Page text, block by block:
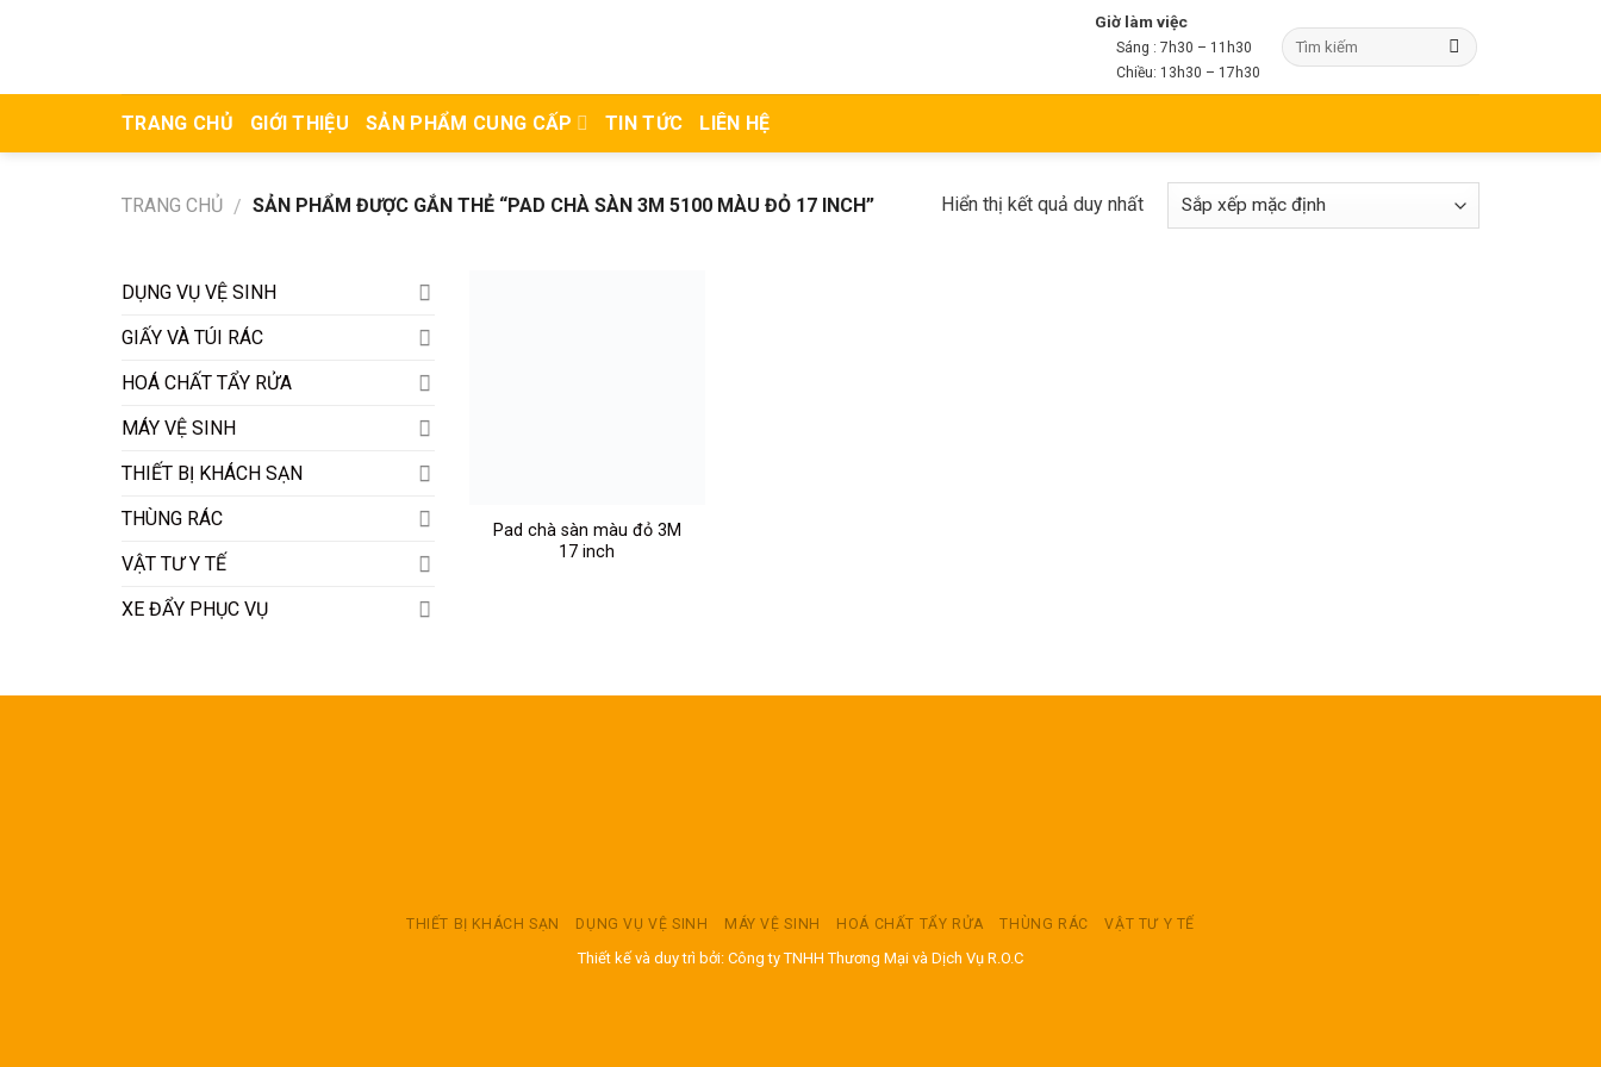
Giờ làm việc
Sáng : 7h30 – 11h30
Chiều: 13h30 – 17h30
TRANG CHỦ GIỚI THIỆU SẢN PHẨM CUNG CẤP TIN TỨC LIÊN HỆ
TRANG CHỦ / SẢN PHẨM ĐƯỢC GẮN THẺ “PAD CHÀ SÀN 3M 5100 MÀU ĐỎ 17 INCH” Hiển thị kết quả duy nhất
DỤNG VỤ VỆ SINH
GIẤY VÀ TÚI RÁC
HOÁ CHẤT TẨY RỬA
MÁY VỆ SINH
THIẾT BỊ KHÁCH SẠN
THÙNG RÁC
VẬT TƯ Y TẾ
XE ĐẨY PHỤC VỤ
Pad chà sàn màu đỏ 3M
17 inch
THIẾT BỊ KHÁCH SẠN DỤNG VỤ VỆ SINH MÁY VỆ SINH HOÁ CHẤT TẨY RỬA THÙNG RÁC VẬT TƯ Y TẾ
Thiết kế và duy trì bởi: Công ty TNHH Thương Mại và Dịch Vụ R.O.C